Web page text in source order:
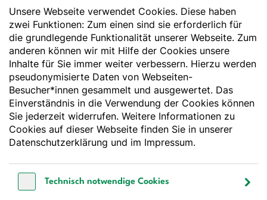
Der Wissenschaft verpflichtet - Ihre Partnerin für
Essen und Trinken
Deutsche Gesellschaft für Ernährung e. V.
Godesberger Allee 136
53175 Bonn
Tel:+49 228 3776-600
Fax:+49 228 3776-800
E-Mail: webmaster@dge.de
[socialLinksTitle]
Unsere Webseite verwendet Cookies. Diese haben
zwei Funktionen: Zum einen sind sie erforderlich für
die grundlegende Funktionalität unserer Webseite. Zum
anderen können wir mit Hilfe der Cookies unsere
Inhalte für Sie immer weiter verbessern. Hierzu werden
pseudonymisierte Daten von Webseiten-
Besucher*innen gesammelt und ausgewertet. Das
Einverständnis in die Verwendung der Cookies können
Sie jederzeit widerrufen. Weitere Informationen zu
Cookies auf dieser Webseite finden Sie in unserer
Datenschutzerklärung und im Impressum.
Technisch notwendige Cookies